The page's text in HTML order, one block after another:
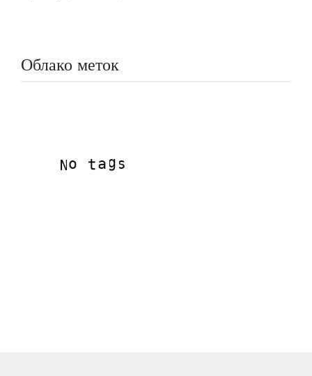
Облако меток